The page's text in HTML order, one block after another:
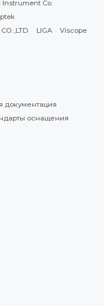
Co.
LIGA
Viscope
документация
оснащения